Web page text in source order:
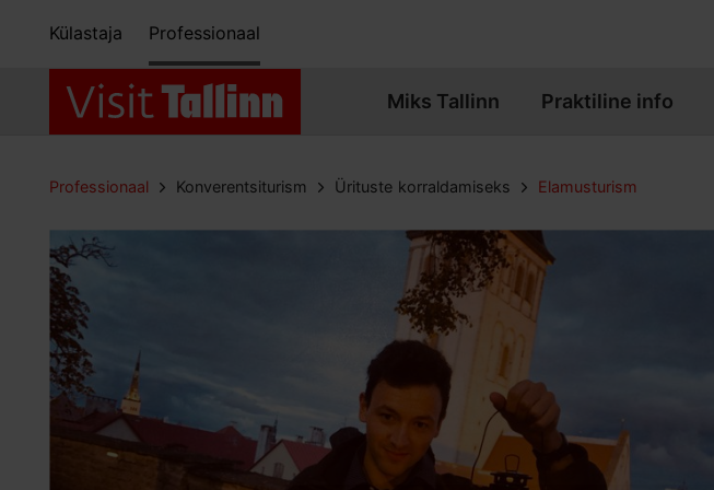
Külastaja Professionaal
Miks Tallinn Praktiline info
Professionaal Konverentsiturism Ürituste korraldamiseks Elamusturism